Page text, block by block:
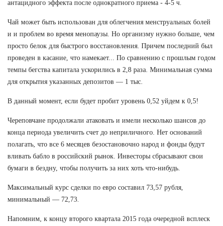
антацидного эффекта после однократного приема - 4-5 ч.
Чай может быть использован для облегчения менструальных болей
и и проблем во время менопаузы. Но организму нужно больше, чем
просто белок для быстрого восстановления. Причем последний был
проведен в касание, что намекает... По сравнению с прошлым годом
темпы бегства капитала ускорились в 2,8 раза. Минимальная сумма
для открытия указанных депозитов — 1 тыс.
В данный момент, если будет пробит уровень 0,52 уйдем к 0,5!
Череповчане продолжали атаковать и имели несколько шансов до
конца периода увеличить счет до неприличного. Нет оснований
полагать, что все 6 месяцев безостановочно народ и фонды будут
вливать бабло в российский рынок. Инвесторы сбрасывают свои
бумаги в бездну, чтобы получить за них хоть что-нибудь.
Максимальный курс сделки по евро составил 73,57 рубля,
минимальный — 72,73.
Напомним, к концу второго квартала 2015 года очередной всплеск